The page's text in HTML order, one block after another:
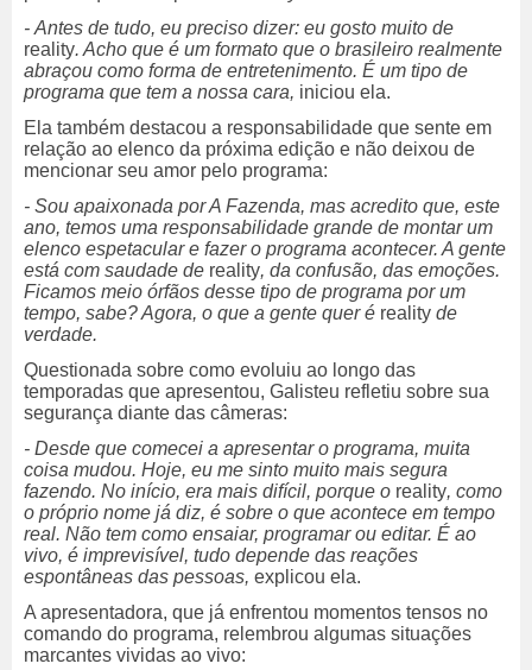
- Antes de tudo, eu preciso dizer: eu gosto muito de
reality. Acho que é um formato que o brasileiro realmente
abraçou como forma de entretenimento. É um tipo de
programa que tem a nossa cara, iniciou ela.
Ela também destacou a responsabilidade que sente em
relação ao elenco da próxima edição e não deixou de
mencionar seu amor pelo programa:
- Sou apaixonada por A Fazenda, mas acredito que, este
ano, temos uma responsabilidade grande de montar um
elenco espetacular e fazer o programa acontecer. A gente
está com saudade de reality, da confusão, das emoções.
Ficamos meio órfãos desse tipo de programa por um
tempo, sabe? Agora, o que a gente quer é reality de
verdade.
Questionada sobre como evoluiu ao longo das
temporadas que apresentou, Galisteu refletiu sobre sua
segurança diante das câmeras:
- Desde que comecei a apresentar o programa, muita
coisa mudou. Hoje, eu me sinto muito mais segura
fazendo. No início, era mais difícil, porque o reality, como
o próprio nome já diz, é sobre o que acontece em tempo
real. Não tem como ensaiar, programar ou editar. É ao
vivo, é imprevisível, tudo depende das reações
espontâneas das pessoas, explicou ela.
A apresentadora, que já enfrentou momentos tensos no
comando do programa, relembrou algumas situações
marcantes vividas ao vivo: